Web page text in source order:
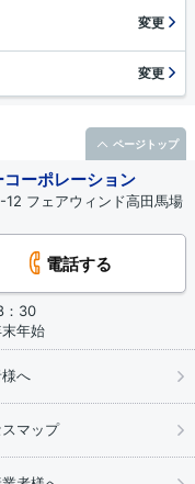
変更
変更
ーポレーション
フェアウィンド高田馬場
電話する
：30
年始
様へ
マップ
ページトップ